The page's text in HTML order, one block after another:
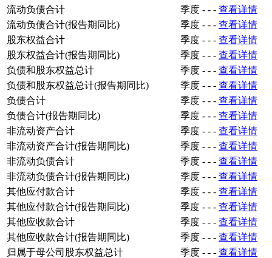
流动负债合计
季度 - - - 查看详情
流动负债合计(报告期同比)
季度 - - - 查看详情
股东权益合计
季度 - - - 查看详情
股东权益合计(报告期同比)
季度 - - - 查看详情
负债和股东权益总计
季度 - - - 查看详情
负债和股东权益总计(报告期同比)
季度 - - - 查看详情
负债合计
季度 - - - 查看详情
负债合计(报告期同比)
季度 - - - 查看详情
非流动资产合计
季度 - - - 查看详情
非流动资产合计(报告期同比)
季度 - - - 查看详情
非流动负债合计
季度 - - - 查看详情
非流动负债合计(报告期同比)
季度 - - - 查看详情
其他应付款合计
季度 - - - 查看详情
其他应付款合计(报告期同比)
季度 - - - 查看详情
其他应收款合计
季度 - - - 查看详情
其他应收款合计(报告期同比)
季度 - - - 查看详情
归属于母公司股东权益总计
季度 - - - 查看详情